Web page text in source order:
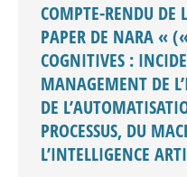
COMPTE-RENDU DE
PAPER DE NARA «
COGNITIVES :
MANAGEMENT DE
DE
PROCESSUS, DU
L’INTELLIGENCE